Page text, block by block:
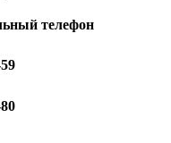
телефон